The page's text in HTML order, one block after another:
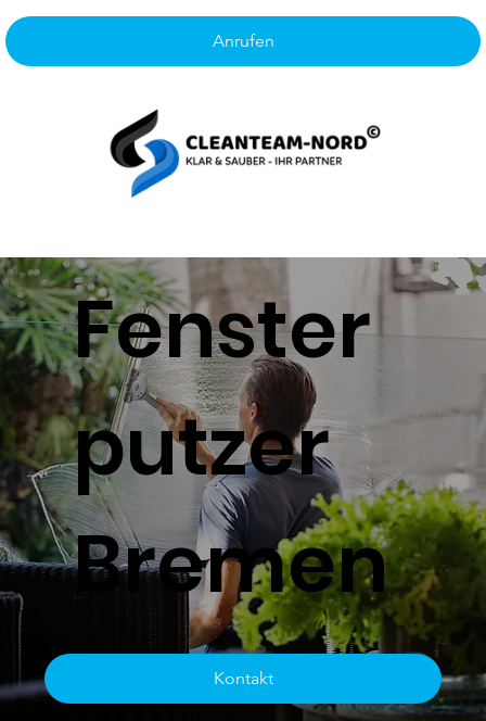
Anrufen
Fenster
putzer
Bremen
Sie suchen einen zuverlässigen Fensterputzer in
Bremen? CleanTeam-Nord ist Ihr Partner für die
Fensterreinigung in Bremen.
Kontakt